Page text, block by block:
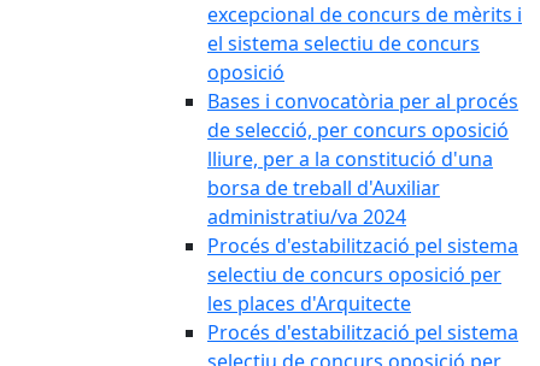
excepcional de concurs de mèrits i
el sistema selectiu de concurs
oposició
Bases i convocatòria per al procés
de selecció, per concurs oposició
lliure, per a la constitució d'una
borsa de treball d'Auxiliar
administratiu/va 2024
Procés d'estabilització pel sistema
selectiu de concurs oposició per
les places d'Arquitecte
Procés d'estabilització pel sistema